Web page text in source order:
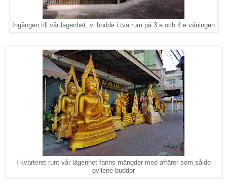
Ingången till vår lägenhet, vi bodde i två rum på 3:e och 4:e våningen
I kvarteret runt vår lägenhet fanns mängder med affärer som sålde
gyllene buddor